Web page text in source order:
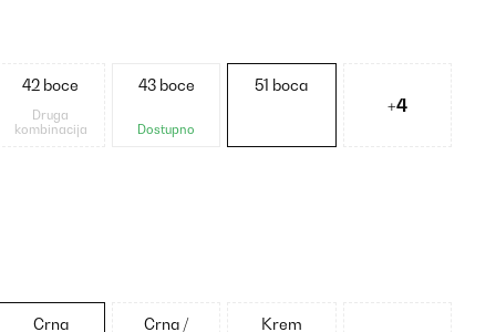
42 boce
Druga
kombinacija
43 boce
Dostupno
51 boca
+4
Crna
Crna /
Krem